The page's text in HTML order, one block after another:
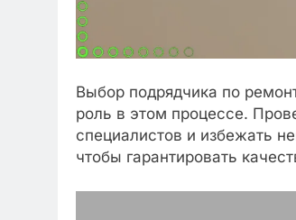
Выбор подрядчика по
роль в этом процессе.
специалистов и избежать
чтобы гарантировать